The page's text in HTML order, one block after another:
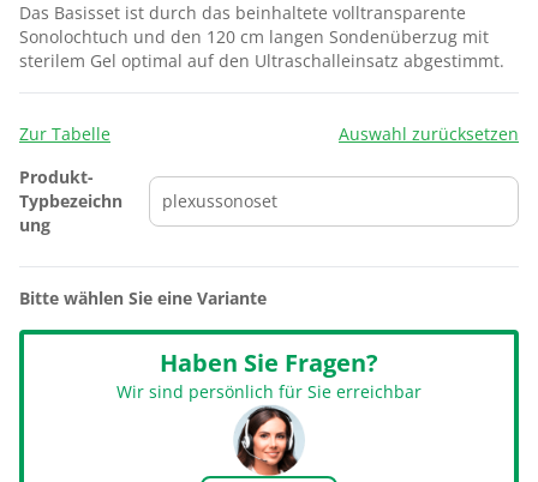
Das Basisset ist durch das beinhaltete volltransparente
Sonolochtuch und den 120 cm langen Sondenüberzug mit
sterilem Gel optimal auf den Ultraschalleinsatz abgestimmt.
Zur Tabelle
Auswahl zurücksetzen
Produkt-
Typbezeichn
ung
Bitte wählen Sie eine Variante
Haben Sie Fragen?
Wir sind persönlich für Sie erreichbar